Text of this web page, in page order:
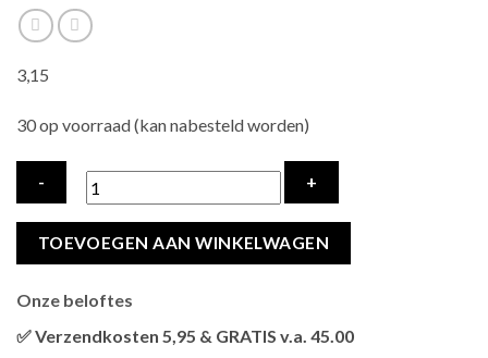
3,15
30 op voorraad (kan nabesteld worden)
GIMCAT
MALT-
VITAMINEMIX
TOEVOEGEN AAN WINKELWAGEN
Onze beloftes
✅ Verzendkosten 5,95 & GRATIS v.a. 45.00